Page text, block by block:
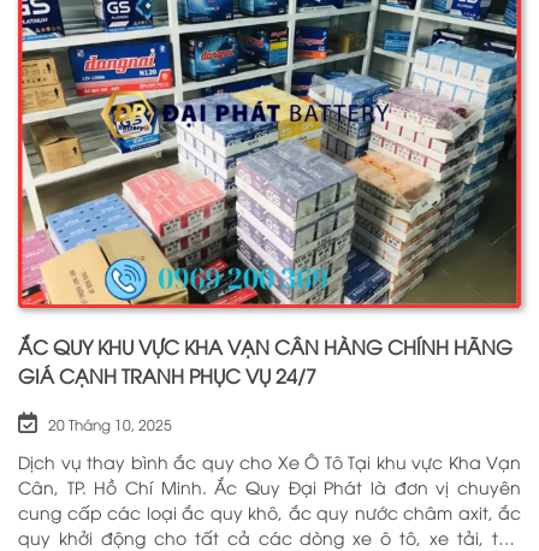
ẮC QUY KHU VỰC KHA VẠN CÂN HÀNG CHÍNH HÃNG
GIÁ CẠNH TRANH PHỤC VỤ 24/7
20 Tháng 10, 2025
Dịch vụ thay bình ắc quy cho Xe Ô Tô Tại khu vực Kha Vạn
Cân, TP. Hồ Chí Minh. Ắc Quy Đại Phát là đơn vị chuyên
cung cấp các loại ắc quy khô, ắc quy nước châm axit, ắc
quy khởi động cho tất cả các dòng xe ô tô, xe tải, tàu